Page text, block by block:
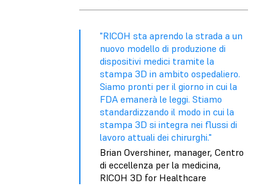
"RICOH sta aprendo la strada a un
nuovo modello di produzione di
dispositivi medici tramite la
stampa 3D in ambito ospedaliero.
Siamo pronti per il giorno in cui la
FDA emanerà le leggi. Stiamo
standardizzando il modo in cui la
stampa 3D si integra nei flussi di
lavoro attuali dei chirurghi."
Brian Overshiner, manager, Centro
di eccellenza per la medicina,
RICOH 3D for Healthcare